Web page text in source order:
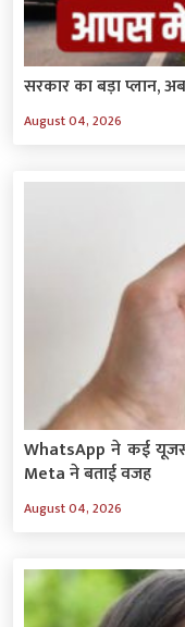
सरकार का बड़ा प्लान,
August 04, 2026
WhatsApp ने कई
Meta ने बताई वजह
August 04, 2026